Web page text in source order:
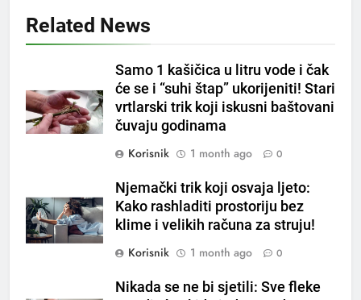
Related News
Samo 1 kašičica u litru vode i čak
će se i “suhi štap” ukorijeniti! Stari
vrtlarski trik koji iskusni baštovani
čuvaju godinama
Korisnik
1 month ago 0
Njemački trik koji osvaja ljeto:
Kako rashladiti prostoriju bez
klime i velikih računa za struju!
Korisnik
1 month ago 0
Nikada se ne bi sjetili: Sve fleke
Čaj od lovora i cimeta – prirodni
napitak za svakodnevnu rutinu
OSTALO
ČISTAČ JETRE: Uzmite gutljaj
na prazan stomak i crijeva će
raditi kao sat, zaboravit ćete na
OSTALO
Tračevi su njihova glavna